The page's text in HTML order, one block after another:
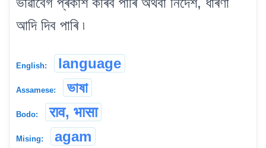
আদি দিব পাৰি ৷
English: language
Assamese: ভাষা
Bodo: राव, भासा
Mising: agam